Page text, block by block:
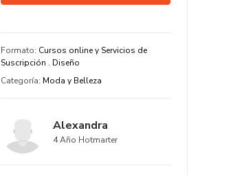
Estudia a tu manera y en cualquier
dispositivo
Formato: Cursos online y Servicios de
Suscripción . Diseño
Categoría: Moda y Belleza
Alexandra
4 Año Hotmarter